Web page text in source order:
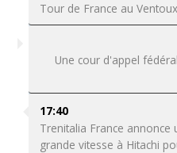
Tour de France au
Une cour d'appel
17:40
Trenitalia France
grande vitesse à Hitachi